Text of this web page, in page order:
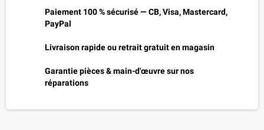
Paiement 100 % sécurisé — CB, Visa, Mastercard,
PayPal
Livraison rapide ou retrait gratuit en magasin
Garantie pièces & main-d'œuvre sur nos
réparations